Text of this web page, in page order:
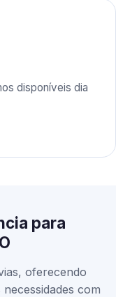
disponíveis dia
para
oferecendo
com